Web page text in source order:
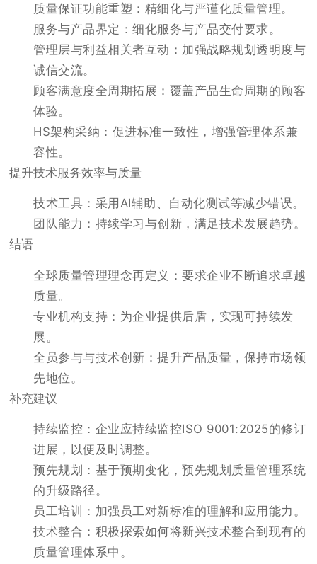
质量保证功能重塑：精细化与严谨化质量管理。
服务与产品界定：细化服务与产品交付要求。
管理层与利益相关者互动：加强战略规划透明度与
诚信交流。
顾客满意度全周期拓展：覆盖产品生命周期的顾客
体验。
HS架构采纳：促进标准一致性，增强管理体系兼
容性。
提升技术服务效率与质量
技术工具：采用AI辅助、自动化测试等减少错误。
团队能力：持续学习与创新，满足技术发展趋势。
结语
全球质量管理理念再定义：要求企业不断追求卓越
质量。
专业机构支持：为企业提供后盾，实现可持续发
展。
全员参与与技术创新：提升产品质量，保持市场领
先地位。
补充建议
持续监控：企业应持续监控ISO 9001:2025的修订
进展，以便及时调整。
预先规划：基于预期变化，预先规划质量管理系统
的升级路径。
员工培训：加强员工对新标准的理解和应用能力。
技术整合：积极探索如何将新兴技术整合到现有的
质量管理体系中。